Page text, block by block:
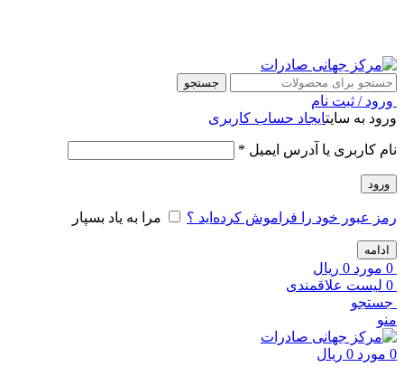
جستجو
ورود / ثبت نام
ورود به سایتایجاد حساب کاربری
نام کاربری یا آدرس ایمیل *
ورود
رمز عبور خود را فراموش کرده‌اید ؟ مرا به یاد بسپار
ادامه
0 مورد 0 ریال
0 لیست علاقمندی
جستجو
منو
0 مورد 0 ریال